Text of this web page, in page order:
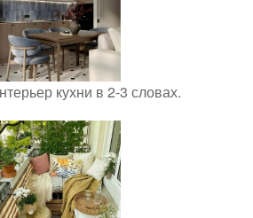
кухни в 2-3 словах.